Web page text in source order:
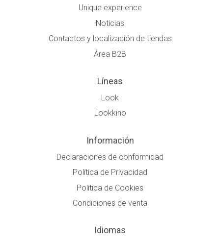
Unique experience
Noticias
Contactos y localización de tiendas
Área B2B
Líneas
Look
Lookkino
Información
Declaraciones de conformidad
Política de Privacidad
Política de Cookies
Condiciones de venta
Idiomas